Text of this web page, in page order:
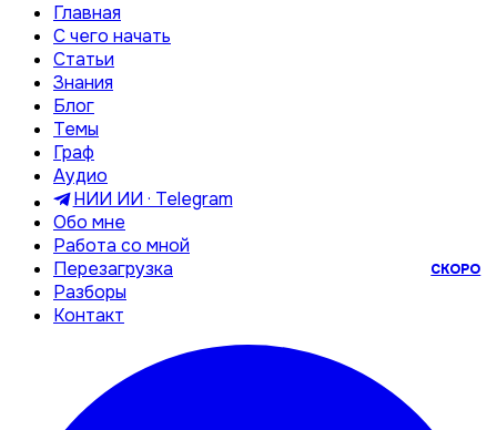
Главная
С чего начать
Статьи
Знания
Блог
Темы
Граф
Аудио
НИИ ИИ · Telegram
Обо мне
Работа со мной
Перезагрузка
СКОРО
Разборы
Контакт